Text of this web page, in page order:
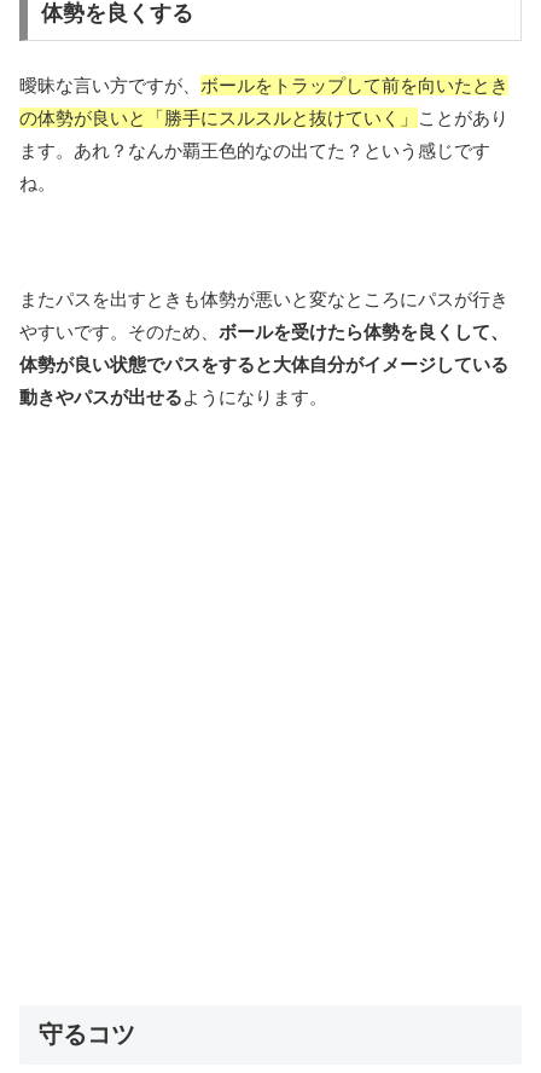
体勢を良くする
曖昧な言い方ですが、 ボールをトラップして前を向いたとき
の体勢が良いと「勝手にスルスルと抜けていく」
ことがあり
ます。あれ？なんか覇王色的なの出てた？という感じです
ね。
またパスを出すときも体勢が悪いと変なところにパスが行き
やすいです。そのため、 ボールを受けたら体勢を良くして、
体勢が良い状態でパスをすると大体自分がイメージしている
動きやパスが出せるようになります。
守るコツ